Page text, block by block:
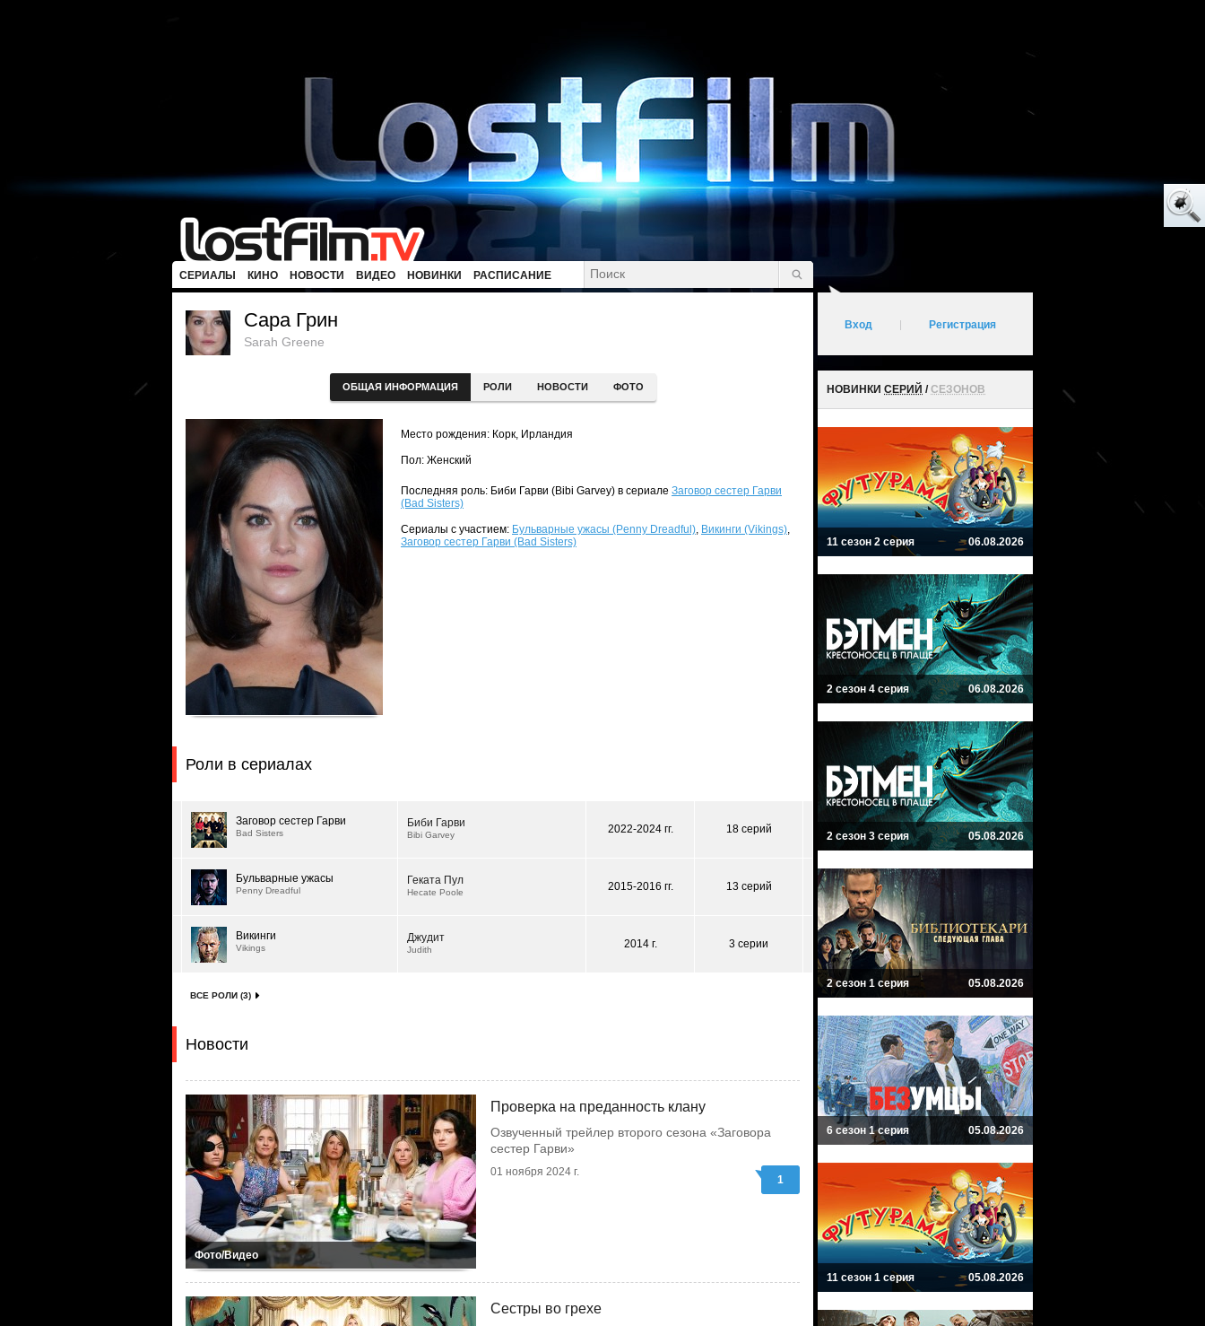
СЕРИАЛЫ КИНО НОВОСТИ ВИДЕО НОВИНКИ РАСПИСАНИЕ
Сара Грин
Sarah Greene
ОБЩАЯ ИНФОРМАЦИЯ РОЛИ НОВОСТИ ФОТО
Место рождения: Корк, Ирландия
Пол: Женский
Последняя роль: Биби Гарви (Bibi Garvey) в сериале Заговор сестер Гарви
(Bad Sisters)
Сериалы с участием: Бульварные ужасы (Penny Dreadful), Викинги (Vikings),
Заговор сестер Гарви (Bad Sisters)
Роли в сериалах
Заговор сестер Гарви
Bad Sisters
Биби Гарви
Bibi Garvey 2022-2024 гг. 18 серий
Бульварные ужасы
Penny Dreadful
Геката Пул
Hecate Poole 2015-2016 гг. 13 серий
Викинги
Vikings
Джудит
Judith 2014 г. 3 серии
ВСЕ РОЛИ (3)
Новости
Фото/Видео
Проверка на преданность клану
Озвученный трейлер второго сезона «Заговора
сестер Гарви»
01 ноября 2024 г.
1
Сестры во грехе
Вход Регистрация
НОВИНКИ СЕРИЙ /СЕЗОНОВ
11 сезон 2 серия 06.08.2026
2 сезон 4 серия 06.08.2026
2 сезон 3 серия 05.08.2026
2 сезон 1 серия 05.08.2026
6 сезон 1 серия 05.08.2026
11 сезон 1 серия 05.08.2026